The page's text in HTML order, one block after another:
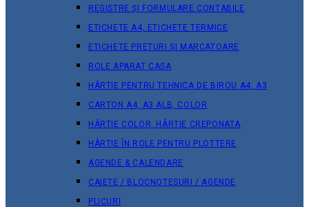
REGISTRE ȘI FORMULARE CONTABILE
ETICHETE A4, ETICHETE TERMICE
ETICHETE PRETURI ȘI MARCATOARE
ROLE APARAT CASA
HÂRTIE PENTRU TEHNICA DE BIROU A4, A3
CARTON A4, A3 ALB, COLOR
HÂRTIE COLOR, HÂRTIE CREPONATA
HÂRTIE ÎN ROLE PENTRU PLOTTERE
AGENDE & CALENDARE
CAIETE / BLOCNOTESURI / AGENDE
PLICURI